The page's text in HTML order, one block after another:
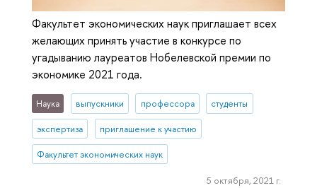
Факультет экономических наук приглашает всех
желающих принять участие в конкурсе по
угадыванию лауреатов Нобелевской премии по
экономике 2021 года.
Наука выпускники профессора студенты
экспертиза приглашение к участию
Факультет экономических наук
5 октября, 2021 г.